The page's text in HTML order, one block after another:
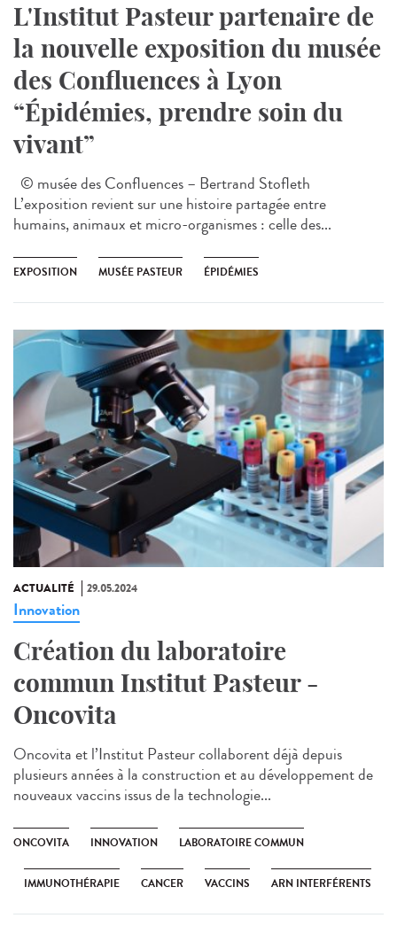
L'Institut Pasteur partenaire de
la nouvelle exposition du musée
des Confluences à Lyon
“Épidémies, prendre soin du
vivant”
© musée des Confluences – Bertrand Stofleth
L’exposition revient sur une histoire partagée entre
humains, animaux et micro-organismes : celle des...
EXPOSITION MUSÉE PASTEUR ÉPIDÉMIES
ACTUALITÉ 29.05.2024
Innovation
Création du laboratoire
commun Institut Pasteur -
Oncovita
Oncovita et l’Institut Pasteur collaborent déjà depuis
plusieurs années à la construction et au développement de
nouveaux vaccins issus de la technologie...
ONCOVITA INNOVATION LABORATOIRE COMMUN
IMMUNOTHÉRAPIE CANCER VACCINS ARN INTERFÉRENTS